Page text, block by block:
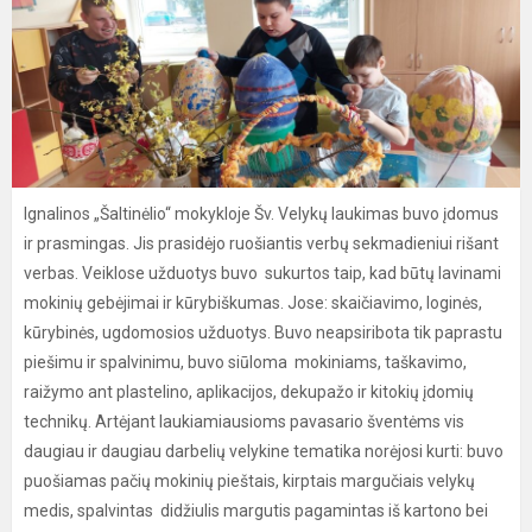
Ignalinos „Šaltinėlio“ mokykloje Šv. Velykų laukimas buvo įdomus
ir prasmingas. Jis prasidėjo ruošiantis verbų sekmadieniui rišant
verbas. Veiklose užduotys buvo sukurtos taip, kad būtų lavinami
mokinių gebėjimai ir kūrybiškumas. Jose: skaičiavimo, loginės,
kūrybinės, ugdomosios užduotys. Buvo neapsiribota tik paprastu
piešimu ir spalvinimu, buvo siūloma mokiniams, taškavimo,
raižymo ant plastelino, aplikacijos, dekupažo ir kitokių įdomių
technikų. Artėjant laukiamiausioms pavasario šventėms vis
daugiau ir daugiau darbelių velykine tematika norėjosi kurti: buvo
puošiamas pačių mokinių pieštais, kirptais margučiais velykų
medis, spalvintas didžiulis margutis pagamintas iš kartono bei